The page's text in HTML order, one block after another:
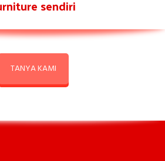
sendiri
TANYA KAMI